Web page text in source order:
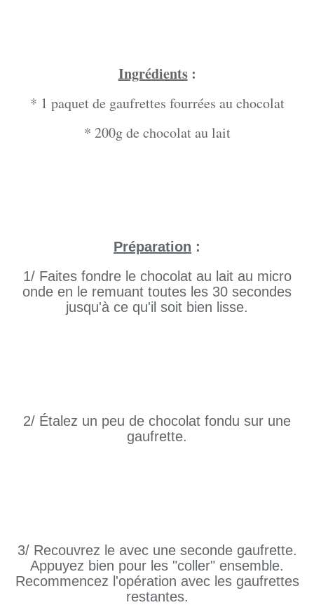
Ingrédients:
* 1 paquet de gaufrettes fourrées au chocolat
* 200g de chocolat au lait
Préparation :
1/ Faites fondre le chocolat au lait au micro
onde en le remuant toutes les 30 secondes
jusqu'à ce qu'il soit bien lisse.
2/ Étalez un peu de chocolat fondu sur une
gaufrette.
3/ Recouvrez le avec une seconde gaufrette.
Appuyez bien pour les "coller" ensemble.
Recommencez l'opération avec les gaufrettes
restantes.